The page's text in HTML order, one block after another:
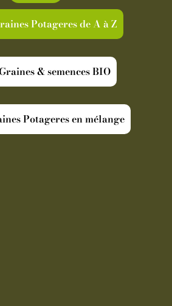
Potageres de A à Z
& semences BIO
Potageres en mélange